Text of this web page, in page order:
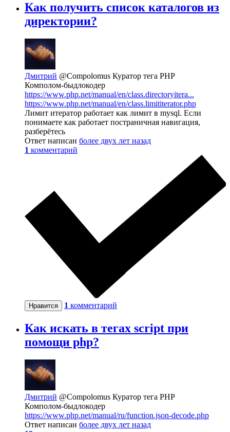
Как получить список каталогов из
директории?
Дмитрий @Compolomus Куратор тега PHP
Комполом-быдлокодер
https://www.php.net/manual/en/class.directoryitera...
https://www.php.net/manual/en/class.limititerator.php
Лимит итератор работает как лимит в mysql. Если
понимаете как работает постраничная навигация,
разберётесь
Ответ написан более двух лет назад
1 комментарий
Нравится 1 комментарий
Как искать в тегах script при
помощи php?
Дмитрий @Compolomus Куратор тега PHP
Комполом-быдлокодер
https://www.php.net/manual/ru/function.json-decode.php
Ответ написан более двух лет назад